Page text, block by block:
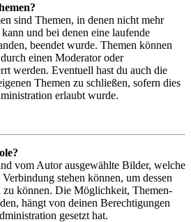
sind Themen, in denen nicht mehr
und bei denen eine laufende
beendet wurde. Themen können
einen Moderator oder
werden. Eventuell hast du auch die
Themen zu schließen, sofern dies
erlaubt wurde.
vom Autor ausgewählte Bilder, welche
stehen können, um dessen
zu können. Die Möglichkeit, Themen-
hängt von deinen Berechtigungen
gesetzt hat.